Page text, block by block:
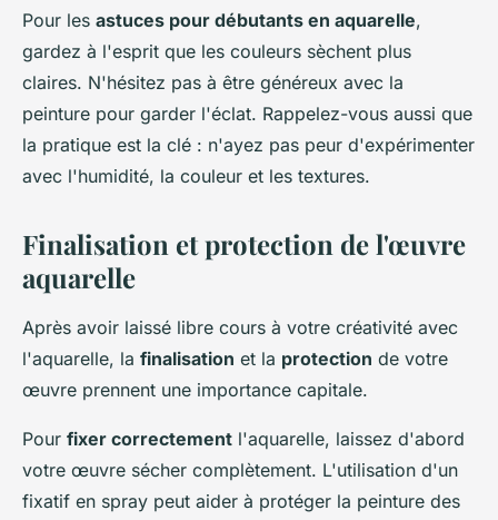
Pour les astuces pour débutants en aquarelle,
gardez à l'esprit que les couleurs sèchent plus
claires. N'hésitez pas à être généreux avec la
peinture pour garder l'éclat. Rappelez-vous aussi que
la pratique est la clé : n'ayez pas peur d'expérimenter
avec l'humidité, la couleur et les textures.
Finalisation et protection de l'œuvre
aquarelle
Après avoir laissé libre cours à votre créativité avec
l'aquarelle, la finalisation et la protection de votre
œuvre prennent une importance capitale.
Pour fixer correctement l'aquarelle, laissez d'abord
votre œuvre sécher complètement. L'utilisation d'un
fixatif en spray peut aider à protéger la peinture des